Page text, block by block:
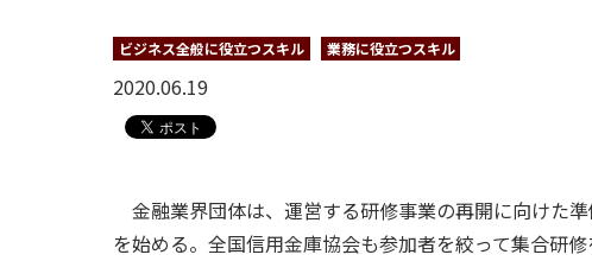
ビジネス全般に役立つスキル 業務に役立つスキル
2020.06.19
金融業界団体は、運営する研修事業の再開に向けた
を始める。全国信用金庫協会も参加者を絞って集合研